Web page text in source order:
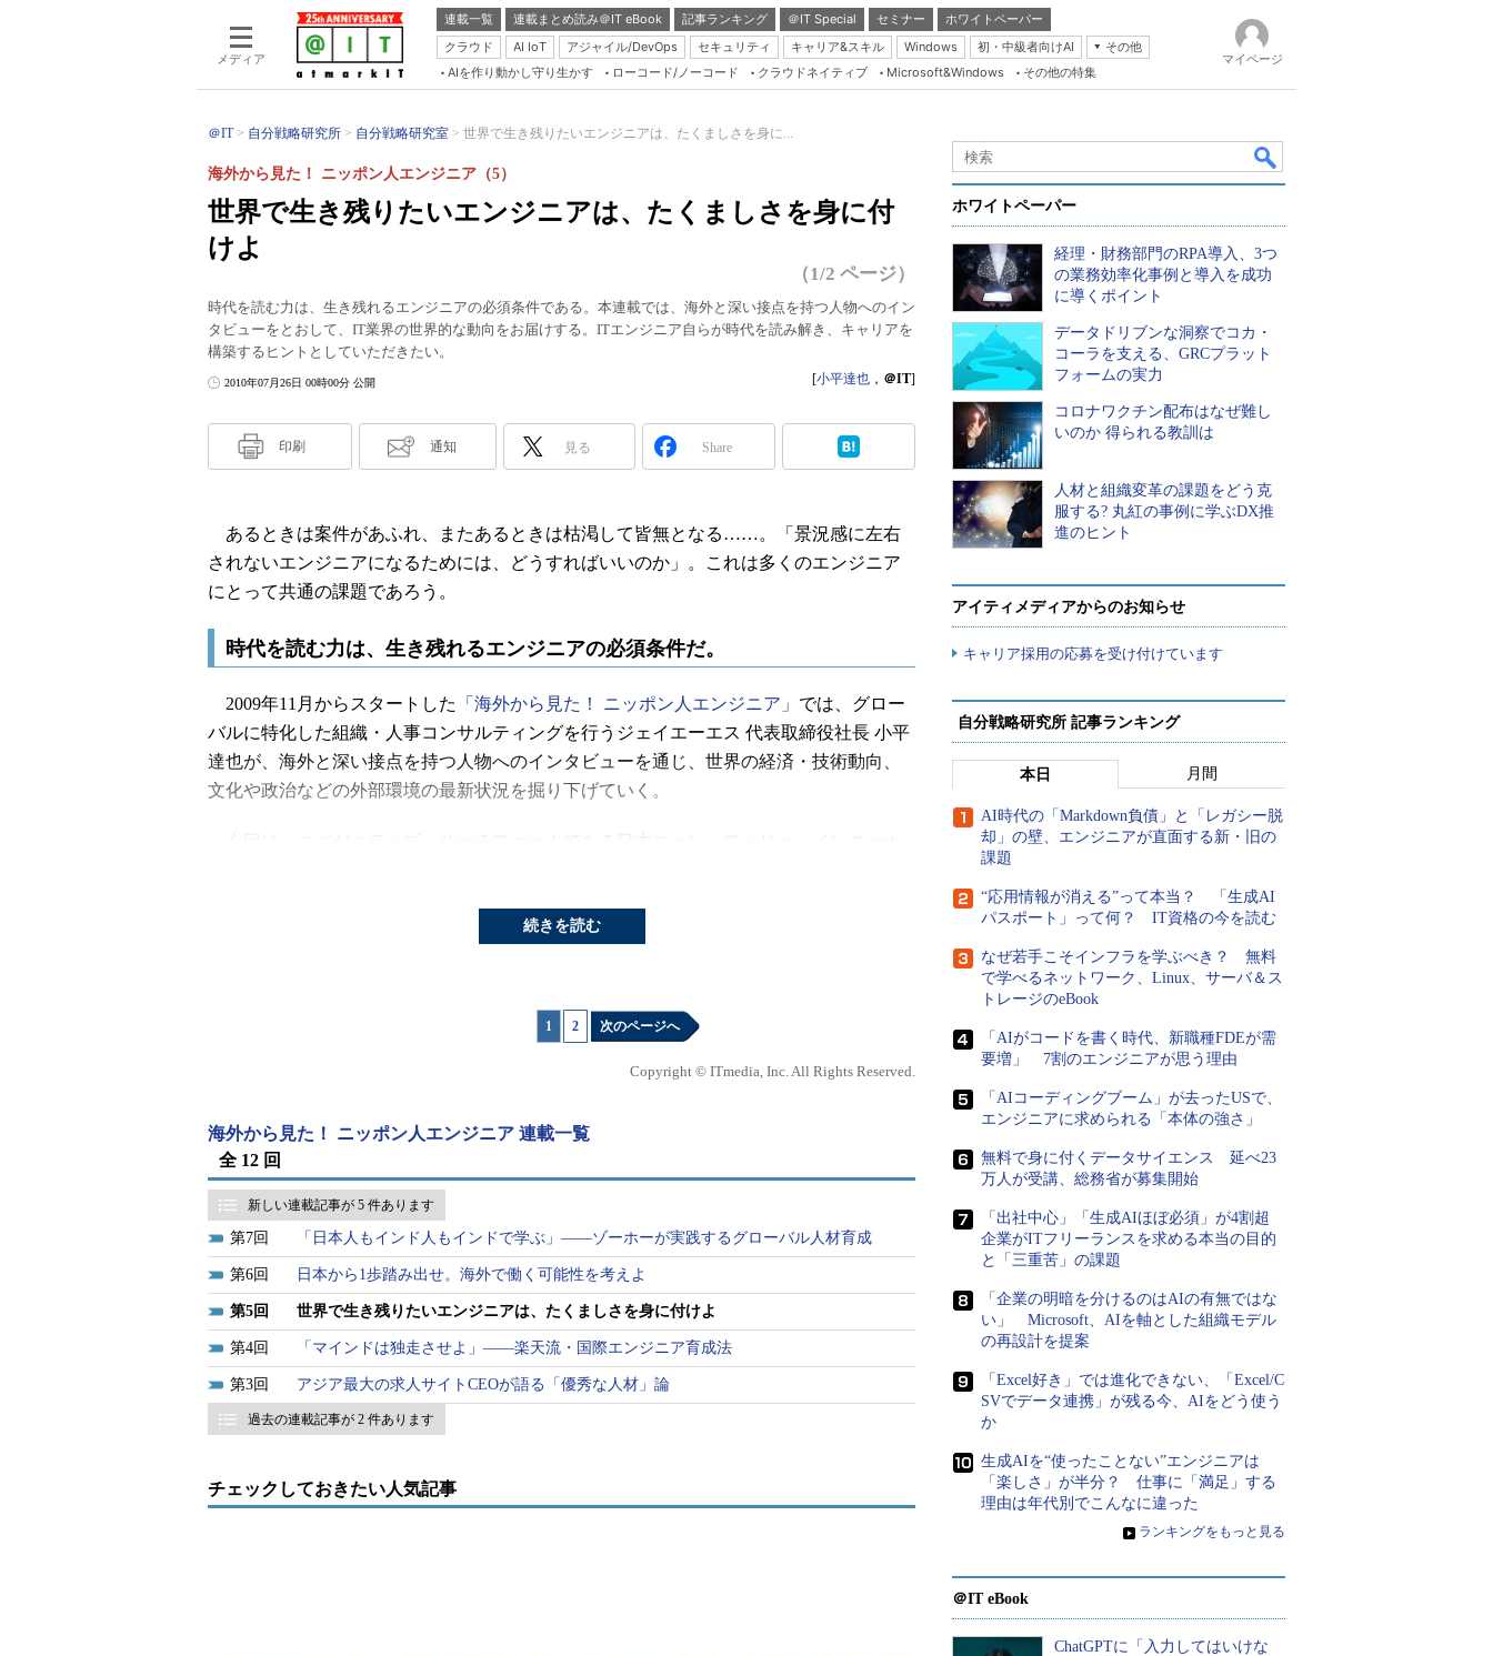
メディア
連載一覧 連載まとめ読み＠IT eBook 記事ランキング ＠IT Special セミナー
ホワイトペーパー
クラウド
AI IoT アジャイル/DevOps セキュリティ キャリア&スキル Windows 初・中級者向けAI
その他
Server & Storage
Java Agile
Database Expert
Master of IP Network
Security & Trust
AIを作り動かし守り生かす ローコード/ノーコード クラウドネイティブ Microsoft&Windows その他の特集
マイページ
＠IT 自分戦略研究所 自分戦略研究室 世界で生き残りたいエンジニアは、たくましさを身に...
世界で生き残りたいエンジニアは、たくましさを身に付
けよ
海外から見た！ ニッポン人エンジニア（5）
（1/2 ページ）
時代を読む力は、生き残れるエンジニアの必須条件である。本連載では、海外と深い接点を持つ人物へのイン
タビューをとおして、IT業界の世界的な動向をお届けする。ITエンジニア自らが時代を読み解き、キャリアを
構築するヒントとしていただきたい。
2010年07月26日 00時00分 公開 [小平達也 ， ＠IT]
印刷 通知 見る Share
あるときは案件があふれ、またあるときは枯渇して皆無となる……。「景況感に左右
されないエンジニアになるためには、どうすればいいのか」。これは多くのエンジニア
にとって共通の課題であろう。
時代を読む力は、生き残れるエンジニアの必須条件だ。
2009年11月からスタートした 「海外から見た！ ニッポン人エンジニア」 では、グロー
バルに特化した組織・人事コンサルティングを行うジェイエーエス 代表取締役社長 小平
達也が、海外と深い接点を持つ人物へのインタビューを通じ、世界の経済・技術動向、
文化や政治などの外部環境の最新状況を掘り下げていく。
フクシマ氏は、経済同友会幹事、花王、ソニー、ベネッセホールディングス、ブリヂ
ストン、パルコなどの社外取締役を務め、ほかにも内閣府 対日投資会議専門部会 委員会
革命』『会社を変える 会社を変わる』など、著書を多数執筆している。世界で活躍する
多くのエグゼクティブと接してきた同氏の目に、ニッポン人エンジニアはどう映ってい
「将来のエグゼクティブ」として見た日本人エンジニア
橘・フクシマ・咲江氏
小平： コーン・フェリー・インターナショナル（以下、
コーン・フェリー）といえば、世界的なエグゼクティ
ブ・サーチファームです。まずは、エグゼクティブ・サ
ーチの概要と、グローバルな視点で見た外部環境の変化
について教えていただけますか。
フクシマ氏：
コーン・フェリーは昨年、設立40周年を迎
えました。創業者は、2人のアメリカ人公認会計士で
す。彼らは、会計事務所で監査をしている際に「経営に
は優秀なリーダーが必要である」という問題意識を強く
われわれは、主に「取締役以上のエグゼクティブレベ
続きを読む
1 2 次のページへ
Copyright © ITmedia, Inc. All Rights Reserved.
海外から見た！ ニッポン人エンジニア 連載一覧
全 12 回
新しい連載記事が 5 件あります
7 「日本人もインド人もインドで学ぶ」――ゾーホーが実践するグローバル人材育成
6 日本から1歩踏み出せ。海外で働く可能性を考えよ
5 世界で生き残りたいエンジニアは、たくましさを身に付けよ
4 「マインドは独走させよ」――楽天流・国際エンジニア育成法
3 アジア最大の求人サイトCEOが語る「優秀な人材」論
過去の連載記事が 2 件あります
チェックしておきたい人気記事
ホワイトペーパー
経理・財務部門のRPA導入、3つ
の業務効率化事例と導入を成功
に導くポイント
データドリブンな洞察でコカ・
コーラを支える、GRCプラット
フォームの実力
コロナワクチン配布はなぜ難し
いのか 得られる教訓は
人材と組織変革の課題をどう克
服する? 丸紅の事例に学ぶDX推
進のヒント
アイティメディアからのお知らせ
キャリア採用の応募を受け付けています
自分戦略研究所 記事ランキング
本日 月間
AI時代の「Markdown負債」と「レガシー脱
却」の壁、エンジニアが直面する新・旧の
課題
“応用情報が消える”って本当？ 「生成AI
パスポート」って何？ IT資格の今を読む
なぜ若手こそインフラを学ぶべき？ 無料
で学べるネットワーク、Linux、サーバ＆ス
トレージのeBook
「AIがコードを書く時代、新職種FDEが需
要増」 7割のエンジニアが思う理由
「AIコーディングブーム」が去ったUSで、
エンジニアに求められる「本体の強さ」
無料で身に付くデータサイエンス 延べ23
万人が受講、総務省が募集開始
「出社中心」「生成AIほぼ必須」が4割超
企業がITフリーランスを求める本当の目的
と「三重苦」の課題
「企業の明暗を分けるのはAIの有無ではな
い」 Microsoft、AIを軸とした組織モデル
の再設計を提案
「Excel好き」では進化できない、「Excel/C
SVでデータ連携」が残る今、AIをどう使う
か
生成AIを“使ったことない”エンジニアは
「楽しさ」が半分？ 仕事に「満足」する
理由は年代別でこんなに違った
» ランキングをもっと見る
＠IT eBook
ChatGPTに「入力してはいけな